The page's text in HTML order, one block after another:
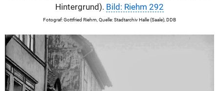
Hintergrund). Bild: Riehm 292
Fotograf: Gottfried Riehm, Quelle: Stadtarchiv Halle (Saale), DDB